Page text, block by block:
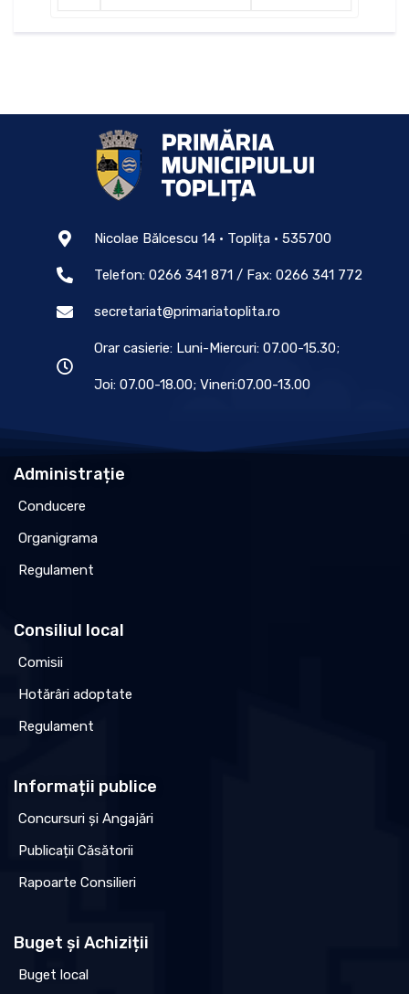
Nicolae Bălcescu 14 • Toplița • 535700
Telefon: 0266 341 871 / Fax: 0266 341 772
secretariat@primariatoplita.ro
Orar casierie: Luni-Miercuri: 07.00-15.30;
Joi: 07.00-18.00; Vineri:07.00-13.00
Administrație
Conducere
Organigrama
Regulament
Consiliul local
Comisii
Hotărâri adoptate
Regulament
Informații publice
Concursuri și Angajări
Publicații Căsătorii
Rapoarte Consilieri
Buget și Achiziții
Buget local